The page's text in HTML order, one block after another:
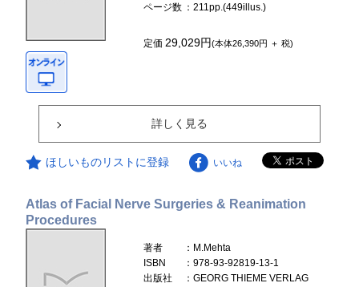
ページ数 ：211pp.(449illus.)
定価29,029円(本体26,390円 ＋ 税)
詳しく見る
ほしいものリストに登録 いいね
Atlas of Facial Nerve Surgeries & Reanimation
Procedures
著者
：M.Mehta
ISBN
：978-93-92819-13-1
出版社
：GEORG THIEME VERLAG